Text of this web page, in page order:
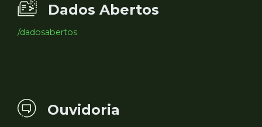
Dados Abertos
/dadosabertos
Ouvidoria